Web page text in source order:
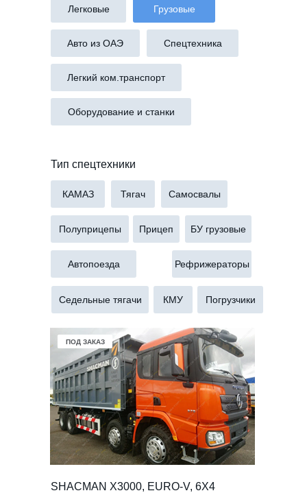
Легковые Грузовые
Авто из ОАЭ
Легкий ком.транспорт
Спецтехника
Оборудование и станки
Тип спецтехники
КАМАЗ Тягач Самосвалы
Полуприцепы Прицеп
Седельные тягачи
БУ грузовые
КМУ
Автопоезда Рефрижераторы
Погрузчики
SHACMAN X3000, EURO-V, 6X4
В НАЛИЧИИ
ПОД ЗАКАЗ
ПОД ЗАКАЗ